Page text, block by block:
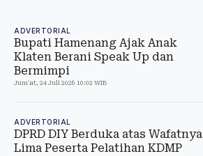
ADVERTORIAL
Bupati Hamenang Ajak Anak
Klaten Berani Speak Up dan
Bermimpi
Jum'at, 24 Juli 2026 10:02 WIB
ADVERTORIAL
DPRD DIY Berduka atas Wafatnya
Lima Peserta Pelatihan KDMP